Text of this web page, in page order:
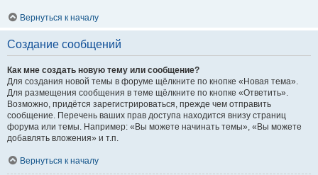
Вернуться к началу
Создание сообщений
Как мне создать новую тему или сообщение?
Для создания новой темы в форуме щёлкните по кнопке «Новая тема».
Для размещения сообщения в теме щёлкните по кнопке «Ответить».
Возможно, придётся зарегистрироваться, прежде чем отправить
сообщение. Перечень ваших прав доступа находится внизу страниц
форума или темы. Например: «Вы можете начинать темы», «Вы можете
добавлять вложения» и т.п.
Вернуться к началу